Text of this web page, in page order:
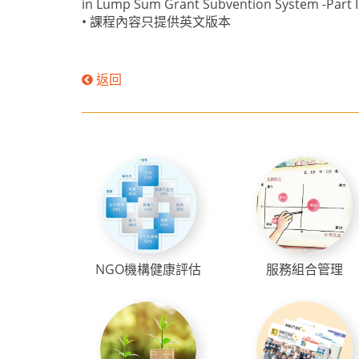
in Lump Sum Grant Subvention System -Part
• 課程內容只提供英文版本
返回
NGO機構健康評估 服務組合管理